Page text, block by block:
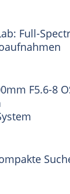
Full-
F5.6-8